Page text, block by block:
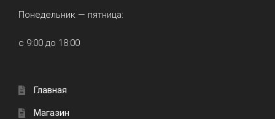
Понедельник — пятница:
с 9:00 до 18:00
Главная
Магазин